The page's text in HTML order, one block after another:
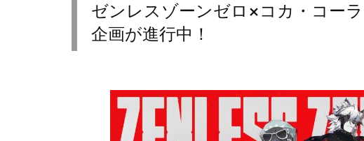
ゼンレスゾーンゼロ×コカ・コー
企画が進行中！